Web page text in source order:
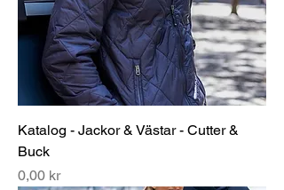
Katalog - Jackor & Västar - Cutter &
Buck
Pris
0,00 kr